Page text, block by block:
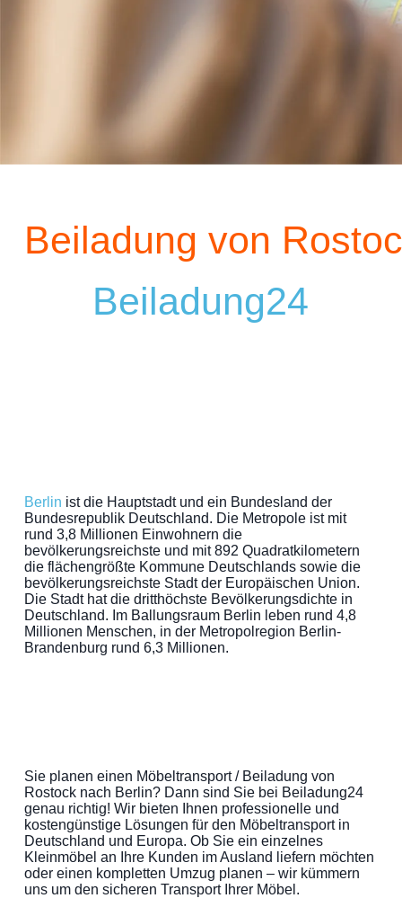
Beiladung von
Beiladung24
Berlin ist die Hauptstadt und ein Bundesland der
Bundesrepublik Deutschland. Die Metropole ist mit
rund 3,8 Millionen Einwohnern die
bevölkerungsreichste und mit 892 Quadratkilometern
die flächengrößte Kommune Deutschlands sowie die
bevölkerungsreichste Stadt der Europäischen Union.
Die Stadt hat die dritthöchste Bevölkerungsdichte in
Deutschland. Im Ballungsraum Berlin leben rund 4,8
Millionen Menschen, in der Metropolregion Berlin-
Brandenburg rund 6,3 Millionen.
Sie planen einen Möbeltransport / Beiladung von
Rostock nach Berlin? Dann sind Sie bei Beiladung24
genau richtig! Wir bieten Ihnen professionelle und
kostengünstige Lösungen für den Möbeltransport in
Deutschland und Europa. Ob Sie ein einzelnes
Kleinmöbel an Ihre Kunden im Ausland liefern möchten
oder einen kompletten Umzug planen – wir kümmern
uns um den sicheren Transport Ihrer Möbel.